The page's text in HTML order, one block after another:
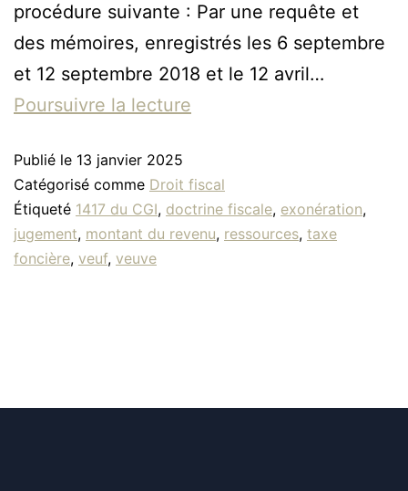
procédure suivante : Par une requête et
des mémoires, enregistrés les 6 septembre
et 12 septembre 2018 et le 12 avril…
Poursuivre la lecture
Publié le 13 janvier 2025
Catégorisé comme Droit fiscal
Étiqueté 1417 du CGI, doctrine fiscale, exonération,
jugement, montant du revenu, ressources, taxe
foncière, veuf, veuve